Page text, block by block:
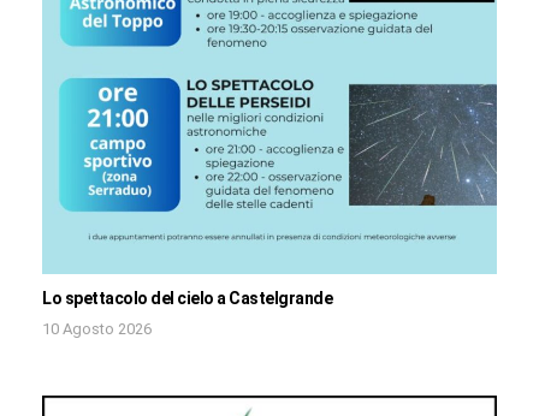
Lo spettacolo del cielo a Castelgrande
10 Agosto 2026